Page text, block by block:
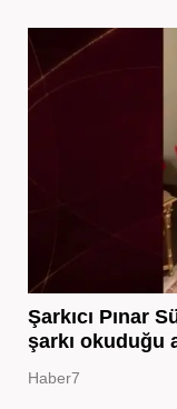
Şarkıcı Pınar
şarkı okuduğu
Haber7